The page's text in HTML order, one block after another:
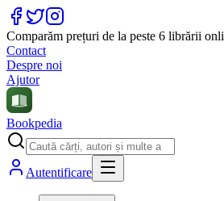
Comparăm prețuri de la peste 6 librării
Contact
Despre noi
Ajutor
Bookpedia
Autentificare